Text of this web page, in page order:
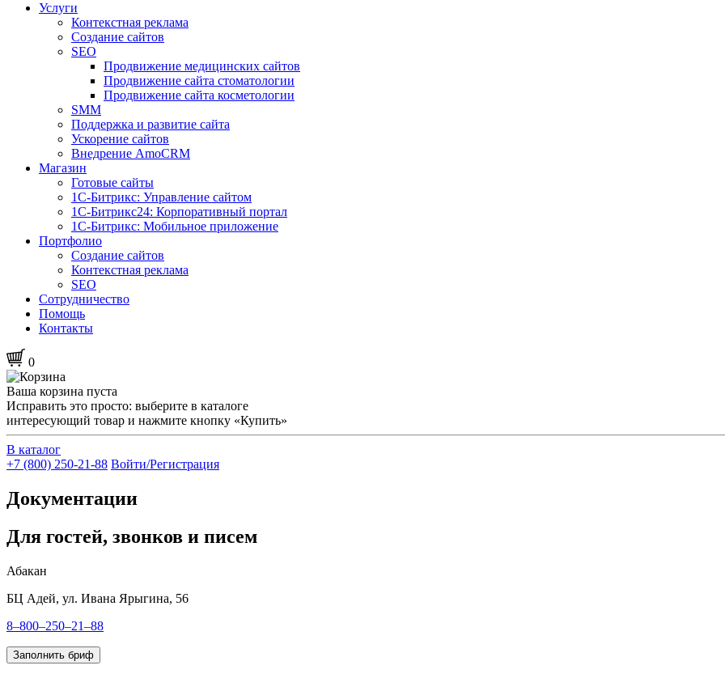
Услуги
Контекстная реклама
Создание сайтов
SEO
Продвижение медицинских сайтов
Продвижение сайта стоматологии
Продвижение сайта косметологии
SMM
Поддержка и развитие сайта
Ускорение сайтов
Внедрение AmoCRM
Магазин
Готовые сайты
1С-Битрикс: Управление сайтом
1С-Битрикс24: Корпоративный портал
1С-Битрикс: Мобильное приложение
Портфолио
Создание сайтов
Контекстная реклама
SEO
Сотрудничество
Помощь
Контакты
0
Ваша корзина пуста
Исправить это просто: выберите в каталоге
интересующий товар и нажмите кнопку «Купить»
В каталог
+7 (800) 250-21-88 Войти/Регистрация
Документации
Для гостей, звонков и писем
Абакан
БЦ Адей, ул. Ивана Ярыгина, 56
8–800–250–21–88
Заполнить бриф